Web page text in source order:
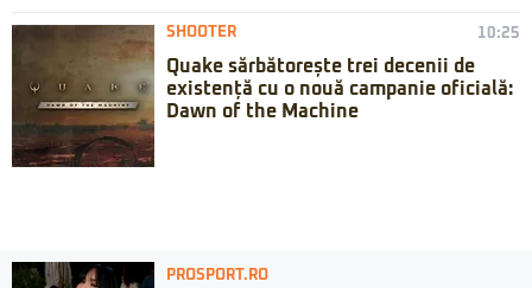
SHOOTER 10:25
Quake sărbătorește trei decenii de
existență cu o nouă campanie oficială:
Dawn of the Machine
PROSPORT.RO